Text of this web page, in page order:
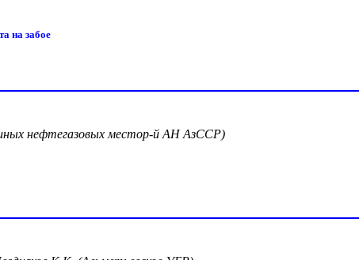
на забое
нефтегазовых местор-й АН АзССР)